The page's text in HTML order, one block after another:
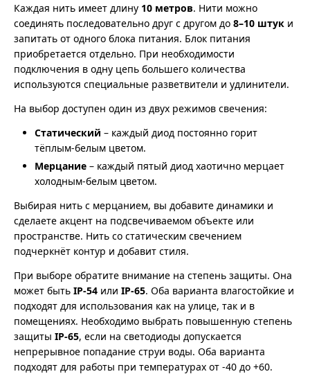
Каждая нить имеет длину 10 метров. Нити можно
соединять последовательно друг с другом до 8–10 штук и
запитать от одного блока питания. Блок питания
приобретается отдельно. При необходимости
подключения в одну цепь большего количества
используются специальные разветвители и удлинители.
На выбор доступен один из двух режимов свечения:
Статический – каждый диод постоянно горит
тёплым-белым цветом.
Мерцание – каждый пятый диод хаотично мерцает
холодным-белым цветом.
Выбирая нить с мерцанием, вы добавите динамики и
сделаете акцент на подсвечиваемом объекте или
пространстве. Нить со статическим свечением
подчеркнёт контур и добавит стиля.
При выборе обратите внимание на степень защиты. Она
может быть IP-54 или IP-65. Оба варианта влагостойкие и
подходят для использования как на улице, так и в
помещениях. Необходимо выбрать повышенную степень
защиты IP-65, если на светодиоды допускается
непрерывное попадание струи воды. Оба варианта
подходят для работы при температурах от -40 до +60.